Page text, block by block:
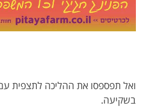
ואל תפספסו את ההליכה לתצפית
בשקיעה.